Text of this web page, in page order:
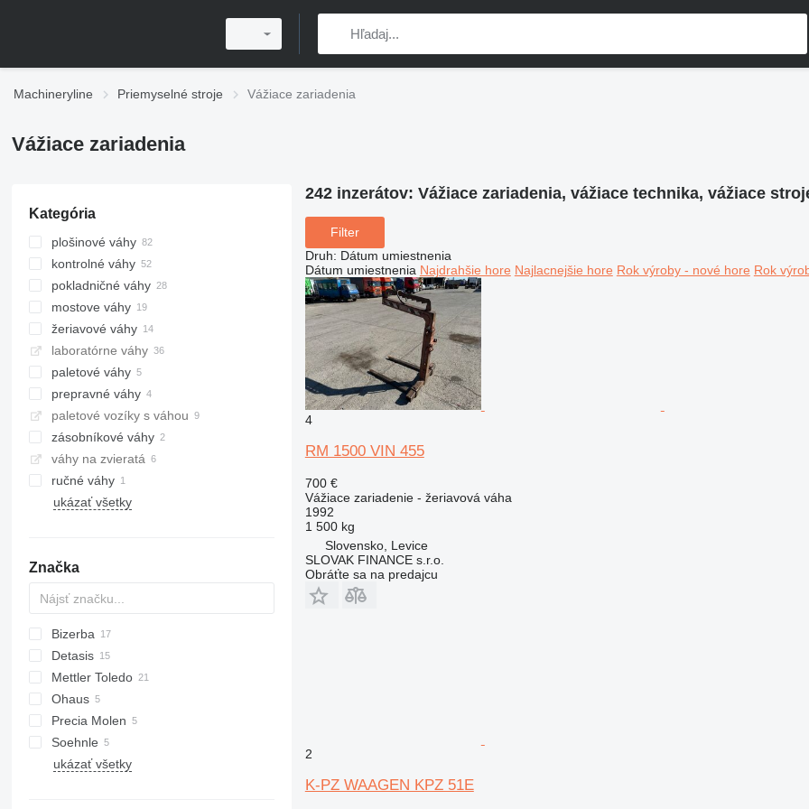
Machineryline Priemyselné stroje Vážiace zariadenia
Vážiace zariadenia
Kategória
plošinové váhy
kontrolné váhy
pokladničné váhy
mostove váhy
žeriavové váhy
laboratórne váhy
paletové váhy
prepravné váhy
paletové vozíky s váhou
zásobníkové váhy
váhy na zvieratá
ručné váhy
ukázať všetky
Značka
Bizerba
Detasis
Mettler Toledo
Ohaus
Precia Molen
Soehnle
ukázať všetky
242 inzerátov: Vážiace zariadenia, vážiace technika, vážiace
Filter
Druh: Dátum umiestnenia
Dátum umiestnenia Najdrahšie hore Najlacnejšie hore Rok výroby - nové hore Rok
4
RM 1500 VIN 455
700 €
Vážiace zariadenie - žeriavová váha
1992
1 500 kg
Slovensko, Levice
SLOVAK FINANCE s.r.o.
Obráťte sa na predajcu
2
K-PZ WAAGEN KPZ 51E